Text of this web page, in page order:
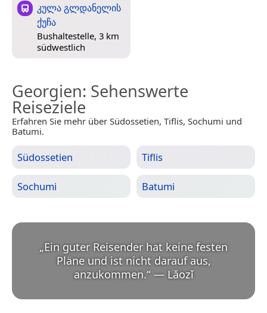
კულა გლდანელის
ქუჩა
Bushaltestelle, 3 km
südwestlich
Georgien: Sehenswerte
Reiseziele
Erfahren Sie mehr über Südossetien, Tiflis, Sochumi und
Batumi.
Südossetien Tiflis
Sochumi Batumi
„Ein guter Reisender hat keine festen
Pläne und ist nicht darauf aus,
anzukommen.“ — Lǎozǐ